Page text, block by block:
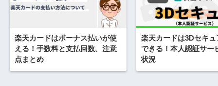
楽天カードはボーナス払いが使
える！手数料と支払回数、注意
点まとめ
楽天カードは3Dセキュ
できる！本人認証サー
状況